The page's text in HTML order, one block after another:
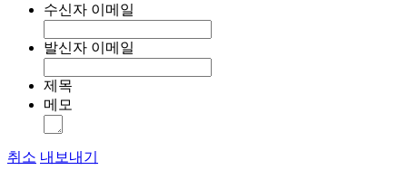
수신자 이메일
발신자 이메일
제목
메모
취소 내보내기